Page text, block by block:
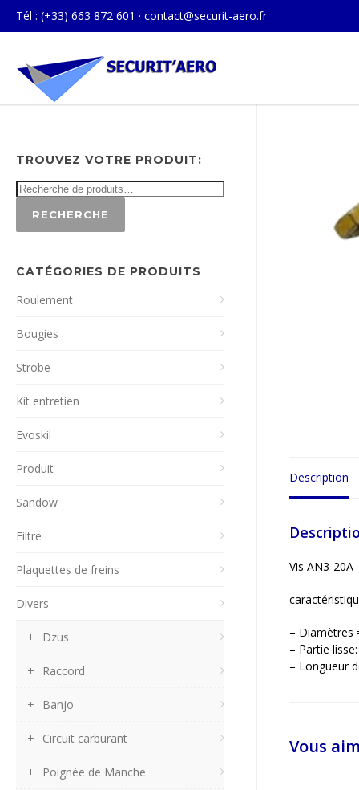
Tél : (+33) 663 872 601 · contact@securit-aero.fr
Description
Vis AN3-20A
– Diamètres
– Partie
– Longueur
Vous
TROUVEZ VOTRE PRODUIT:
RECHERCHE
CATÉGORIES DE PRODUITS
Roulement
Bougies
Strobe
Kit entretien
Evoskil
Produit
Sandow
Filtre
Plaquettes de freins
Divers
Dzus
Raccord
Banjo
Circuit carburant
Poignée de Manche